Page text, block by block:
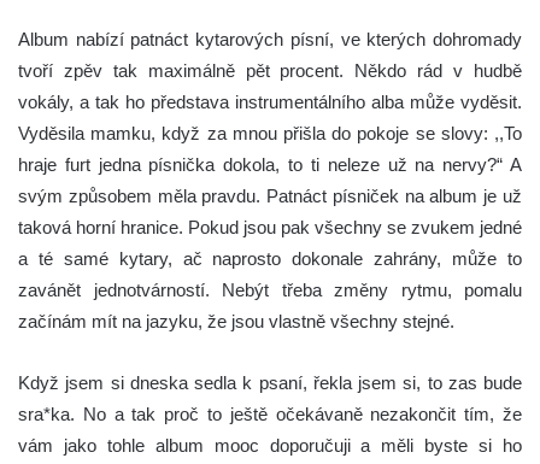
Album nabízí patnáct kytarových písní, ve kterých dohromady
tvoří zpěv tak maximálně pět procent. Někdo rád v hudbě
vokály, a tak ho představa instrumentálního alba může vyděsit.
Vyděsila mamku, když za mnou přišla do pokoje se slovy: ,,To
hraje furt jedna písnička dokola, to ti neleze už na nervy?“ A
svým způsobem měla pravdu. Patnáct písniček na album je už
taková horní hranice. Pokud jsou pak všechny se zvukem jedné
a té samé kytary, ač naprosto dokonale zahrány, může to
zavánět jednotvárností. Nebýt třeba změny rytmu, pomalu
začínám mít na jazyku, že jsou vlastně všechny stejné.
Když jsem si dneska sedla k psaní, řekla jsem si, to zas bude
sra*ka. No a tak proč to ještě očekávaně nezakončit tím, že
vám jako tohle album mooc doporučuji a měli byste si ho